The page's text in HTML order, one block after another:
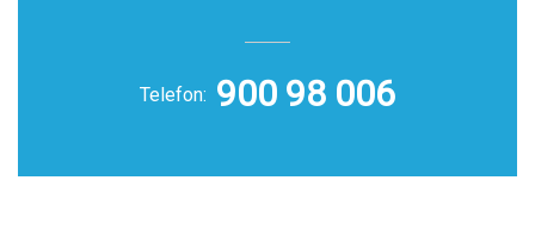
Telefon: 900 98 006